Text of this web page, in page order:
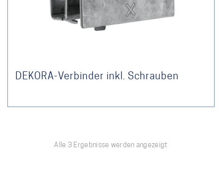
DEKORA-Verbinder inkl. Schrauben
Alle 3 Ergebnisse werden angezeigt